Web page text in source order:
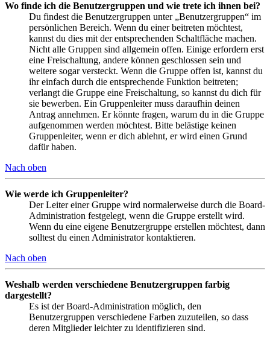
Wo finde ich die Benutzergruppen und wie trete ich ihnen bei?
Du findest die Benutzergruppen unter „Benutzergruppen“ im
persönlichen Bereich. Wenn du einer beitreten möchtest,
kannst du dies mit der entsprechenden Schaltfläche machen.
Nicht alle Gruppen sind allgemein offen. Einige erfordern erst
eine Freischaltung, andere können geschlossen sein und
weitere sogar versteckt. Wenn die Gruppe offen ist, kannst du
ihr einfach durch die entsprechende Funktion beitreten;
verlangt die Gruppe eine Freischaltung, so kannst du dich für
sie bewerben. Ein Gruppenleiter muss daraufhin deinen
Antrag annehmen. Er könnte fragen, warum du in die Gruppe
aufgenommen werden möchtest. Bitte belästige keinen
Gruppenleiter, wenn er dich ablehnt, er wird einen Grund
dafür haben.
Nach oben
Wie werde ich Gruppenleiter?
Der Leiter einer Gruppe wird normalerweise durch die Board-
Administration festgelegt, wenn die Gruppe erstellt wird.
Wenn du eine eigene Benutzergruppe erstellen möchtest, dann
solltest du einen Administrator kontaktieren.
Nach oben
Weshalb werden verschiedene Benutzergruppen farbig
dargestellt?
Es ist der Board-Administration möglich, den
Benutzergruppen verschiedene Farben zuzuteilen, so dass
deren Mitglieder leichter zu identifizieren sind.